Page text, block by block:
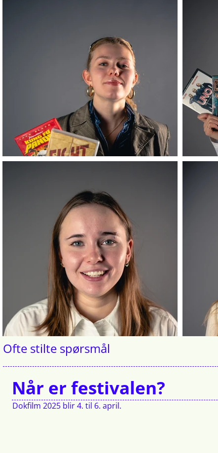
Når er festivalen?
Dokfilm 2025 blir 4. til 6. april.
Ofte stilte spørsmål